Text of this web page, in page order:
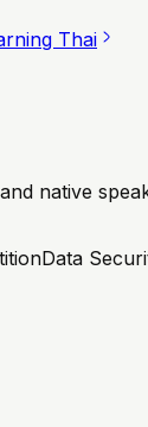
Thai
native
Data